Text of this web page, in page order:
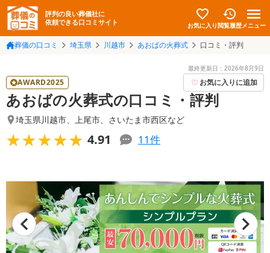
評判の良い葬儀社に
依頼できる口コミサイト
お気に入り閲覧履歴メニュー
葬儀の口コミ 埼玉県 川越市 あおばの火葬式 口コミ・評判
最終更新日： 2026年8月9日
AWARD2025 お気に入りに追加
あおばの火葬式の口コミ・評判
埼玉県川越市、 上尾市、 さいたま市西区など
★★★★★
★★★★★ 4.91 11件